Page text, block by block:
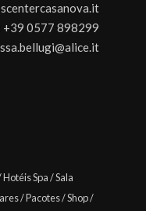
+39 0577 898299
Hotéis Spa/Sala
/Pacotes/Shop/